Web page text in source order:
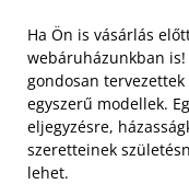
Ha Ön is vásárlás
webáruházunkban
gondosan
egyszerű modellek.
eljegyzésre,
szeretteinek
lehet.